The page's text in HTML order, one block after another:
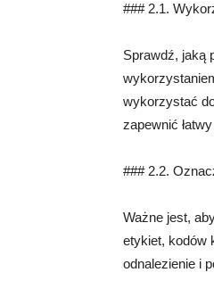
### 2.1.
Sprawdź, jaką
wykorzystać
zapewnić
### 2.2.
Ważne jest,
etykiet, kodów
odnalezienie i